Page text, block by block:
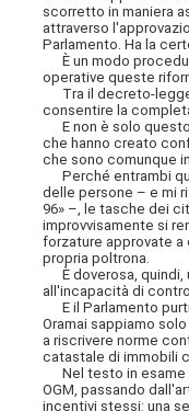
scorretto in maniera
attraverso
Parlamento. Ha la
È un modo
operative queste
Tra il decreto-legge
consentire la
E non è solo questo
che hanno creato
che sono comunque
Perché entrambi
delle persone – e mi
96» –, le tasche dei
improvvisamente si
forzature approvate a
propria poltrona.
È doverosa, quindi,
all'incapacità di
E il Parlamento
Oramai sappiamo
a riscrivere norme
catastale di immobili
Nel testo in esame
OGM, passando
incentivi stessi: una